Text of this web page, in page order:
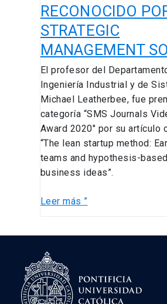
RECONOCIDO
STRATEGIC
MANAGEMENT
El profesor del
Ingeniería Industrial y de
Michael Leatherbee, fue
categoría “SMS Journals
Award 2020″ por su artículo
“The lean startup method:
teams and hypothesis-
business ideas”.
Leer más ”